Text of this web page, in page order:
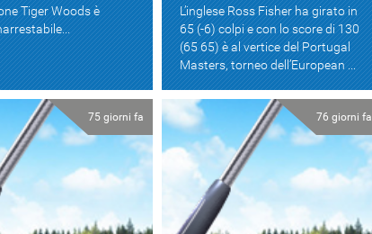
Tiger Woods è
L’inglese Ross Fisher ha girato in
65 (-6) colpi e con lo score di 130
(65 65) è al vertice del Portugal
Masters, torneo dell’European ...
75 giorni fa 76 giorni fa